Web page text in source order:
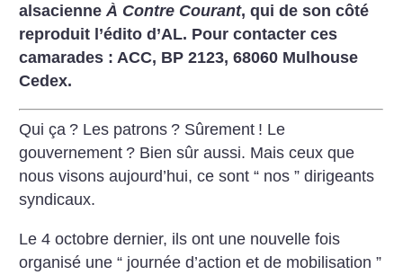
alsacienneÀ Contre Courant, qui de son côté
reproduit l’édito d’AL. Pour contacter ces
camarades : ACC, BP 2123, 68060 Mulhouse
Cedex.
Qui ça ? Les patrons ? Sûrement ! Le
gouvernement ? Bien sûr aussi. Mais ceux que
nous visons aujourd’hui, ce sont “ nos ” dirigeants
syndicaux.
Le 4 octobre dernier, ils ont une nouvelle fois
organisé une “ journée d’action et de mobilisation ”